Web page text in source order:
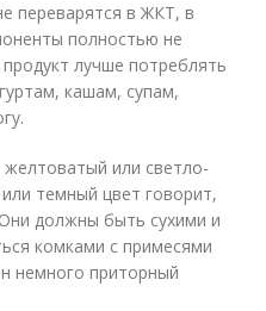
переварятся в ЖКТ, в
полностью не
лучше потреблять
кашам, супам,
или светло-
темный цвет говорит,
должны быть сухими и
комками с примесями
немного приторный